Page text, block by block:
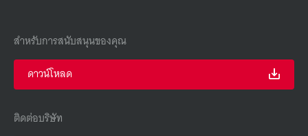
สำหรับการสนับสนุนของคุณ
ดาวน์โหลด
ติดต่อบริษัท